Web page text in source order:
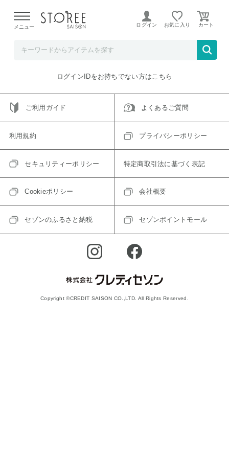
よる配送遅延が発生しております。
メニュー ログイン お気に入り
ご指定のアイテムは取り扱い終了、またはただいま取り扱い
トップへ戻る
ログインIDをお持ちでない方はこちら
ご利用ガイド よくあるご質問
利用規約 プライバシーポリシー
セキュリティーポリシー 特定商取引法に基づく表記
Cookieポリシー 会社概要
セゾンのふるさと納税 セゾンポイントモール
Copyright ©CREDIT SAISON CO.,LTD. All Rights Reserved.